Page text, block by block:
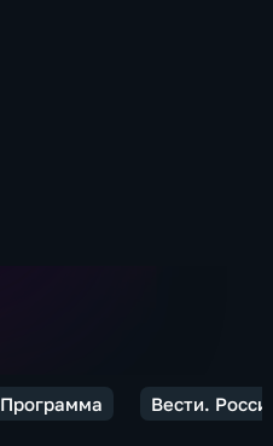
Программа Вести.